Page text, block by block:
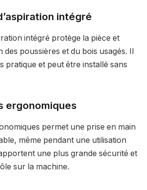
intégré
intégré protège la pièce et
des poussières et du bois usagés. Il
pratique et peut être installé sans
ergonomiques
permet une prise en main
même pendant une utilisation
une plus grande sécurité et
sur la machine.